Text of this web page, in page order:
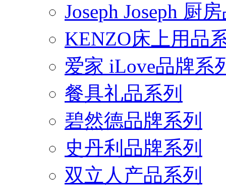
Joseph Joseph 厨
KENZO床上用品
爱家 iLove品牌系
餐具礼品系列
碧然德品牌系列
史丹利品牌系列
双立人产品系列